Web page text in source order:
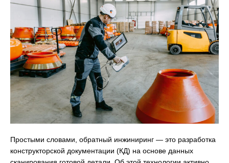
Простыми словами, обратный инжиниринг — это разработка
конструкторской документации (КД) на основе данных